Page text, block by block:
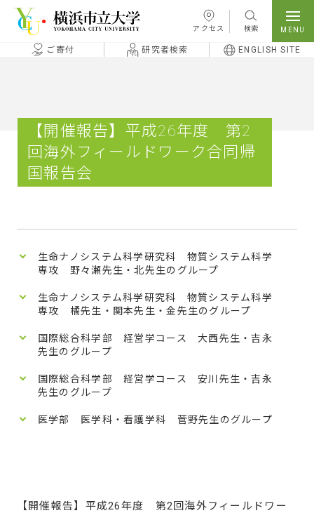
本文へ移動
アクセス 検索
ご寄付 研究者検索 ENGLISH SITE
【開催報告】平成26年度 第2
回海外フィールドワーク合同帰
国報告会
生命ナノシステム科学研究科 物質システム科学
専攻 野々瀬先生・北先生のグループ
生命ナノシステム科学研究科 物質システム科学
専攻 橘先生・関本先生・金先生のグループ
国際総合科学部 経営学コース 大西先生・吉永
先生のグループ
国際総合科学部 経営学コース 安川先生・吉永
先生のグループ
医学部 医学科・看護学科 菅野先生のグループ
【開催報告】平成26年度 第2回海外フィールドワー